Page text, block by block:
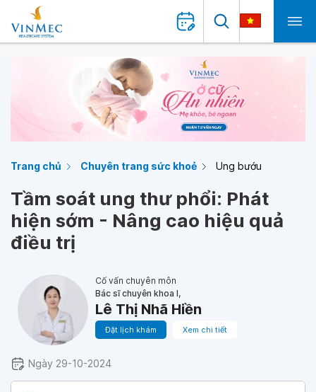
Trang chủ Chuyên trang sức khoẻ Ung bướu
Tầm soát ung thư phổi: Phát
hiện sớm - Nâng cao hiệu quả
điều trị
Cố vấn chuyên môn
Bác sĩ chuyên khoa I,
Lê Thị Nhã Hiền
Đặt lịch khám Xem chi tiết
Ngày 29-10-2024